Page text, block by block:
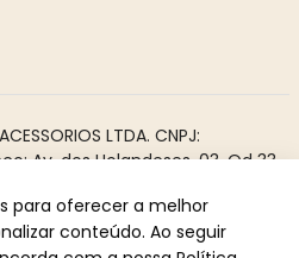
LTDA. CNPJ:
Av. dos Holandeses, 03, Qd 33,
à Rosa Rio - As informações não
para oferecer a melhor
conteúdo. Ao seguir